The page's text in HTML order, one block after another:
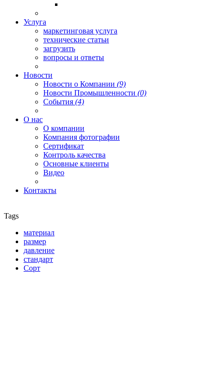
Услуга
маркетинговая услуга
технические статьи
загрузить
вопросы и ответы
Новости
Новости о Компании (9)
Новости Промышленности (0)
События (4)
О нас
О компании
Компания фотографии
Сертификат
Контроль качества
Основные клиенты
Видео
Контакты
Tags
материал
размер
давление
стандарт
Сорт